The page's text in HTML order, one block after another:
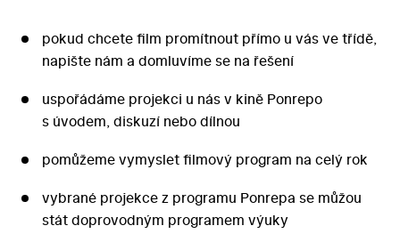
pokud chcete film promítnout přímo u vás ve třídě,
napište nám a domluvíme se na řešení
uspořádáme projekci u nás v kině Ponrepo
s úvodem, diskuzí nebo dílnou
pomůžeme vymyslet filmový program na celý rok
vybrané projekce z programu Ponrepa se můžou
stát doprovodným programem výuky